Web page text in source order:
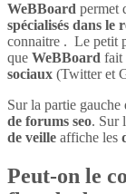
WeBBoard permet
spécialisés dans le
connaitre . Le petit
que WeBBoard fait
sociaux (Twitter et
Sur la partie
de forums seo. Sur
de veille affiche les
Peut-on le